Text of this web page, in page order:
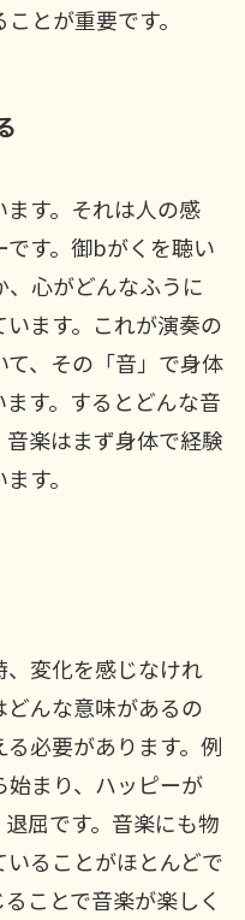
とが重要です。
す。それは人の感
す。御bがくを聴い
心がどんなふうに
ます。これが演奏の
、その「音」で身体
す。するとどんな音
楽はまず身体で経験
す。
変化を感じなけれ
んな意味があるの
必要があります。例
始まり、ハッピーが
屈です。音楽にも物
ることがほとんどで
ことで音楽が楽しく